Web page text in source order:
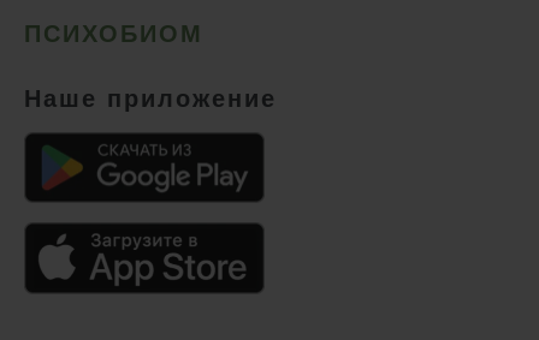
ПСИХОБИОМ
Наше приложение